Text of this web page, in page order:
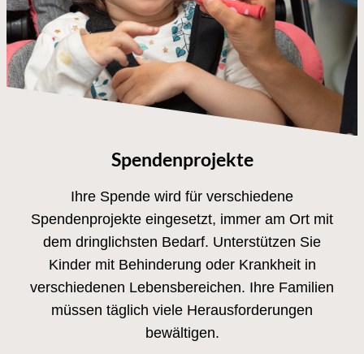
Spendenprojekte
Ihre Spende wird für verschiedene
Spendenprojekte eingesetzt, immer am Ort mit
dem dringlichsten Bedarf. Unterstützen Sie
Kinder mit Behinderung oder Krankheit in
verschiedenen Lebensbereichen. Ihre Familien
müssen täglich viele Herausforderungen
bewältigen.